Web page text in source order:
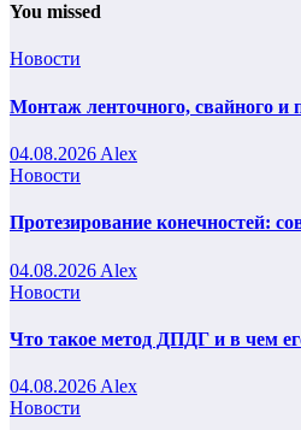
You missed
Новости
Монтаж ленточного, свайного и
04.08.2026 Alex
Новости
Протезирование конечностей:
04.08.2026 Alex
Новости
Что такое метод ДПДГ и в чем
04.08.2026 Alex
Новости